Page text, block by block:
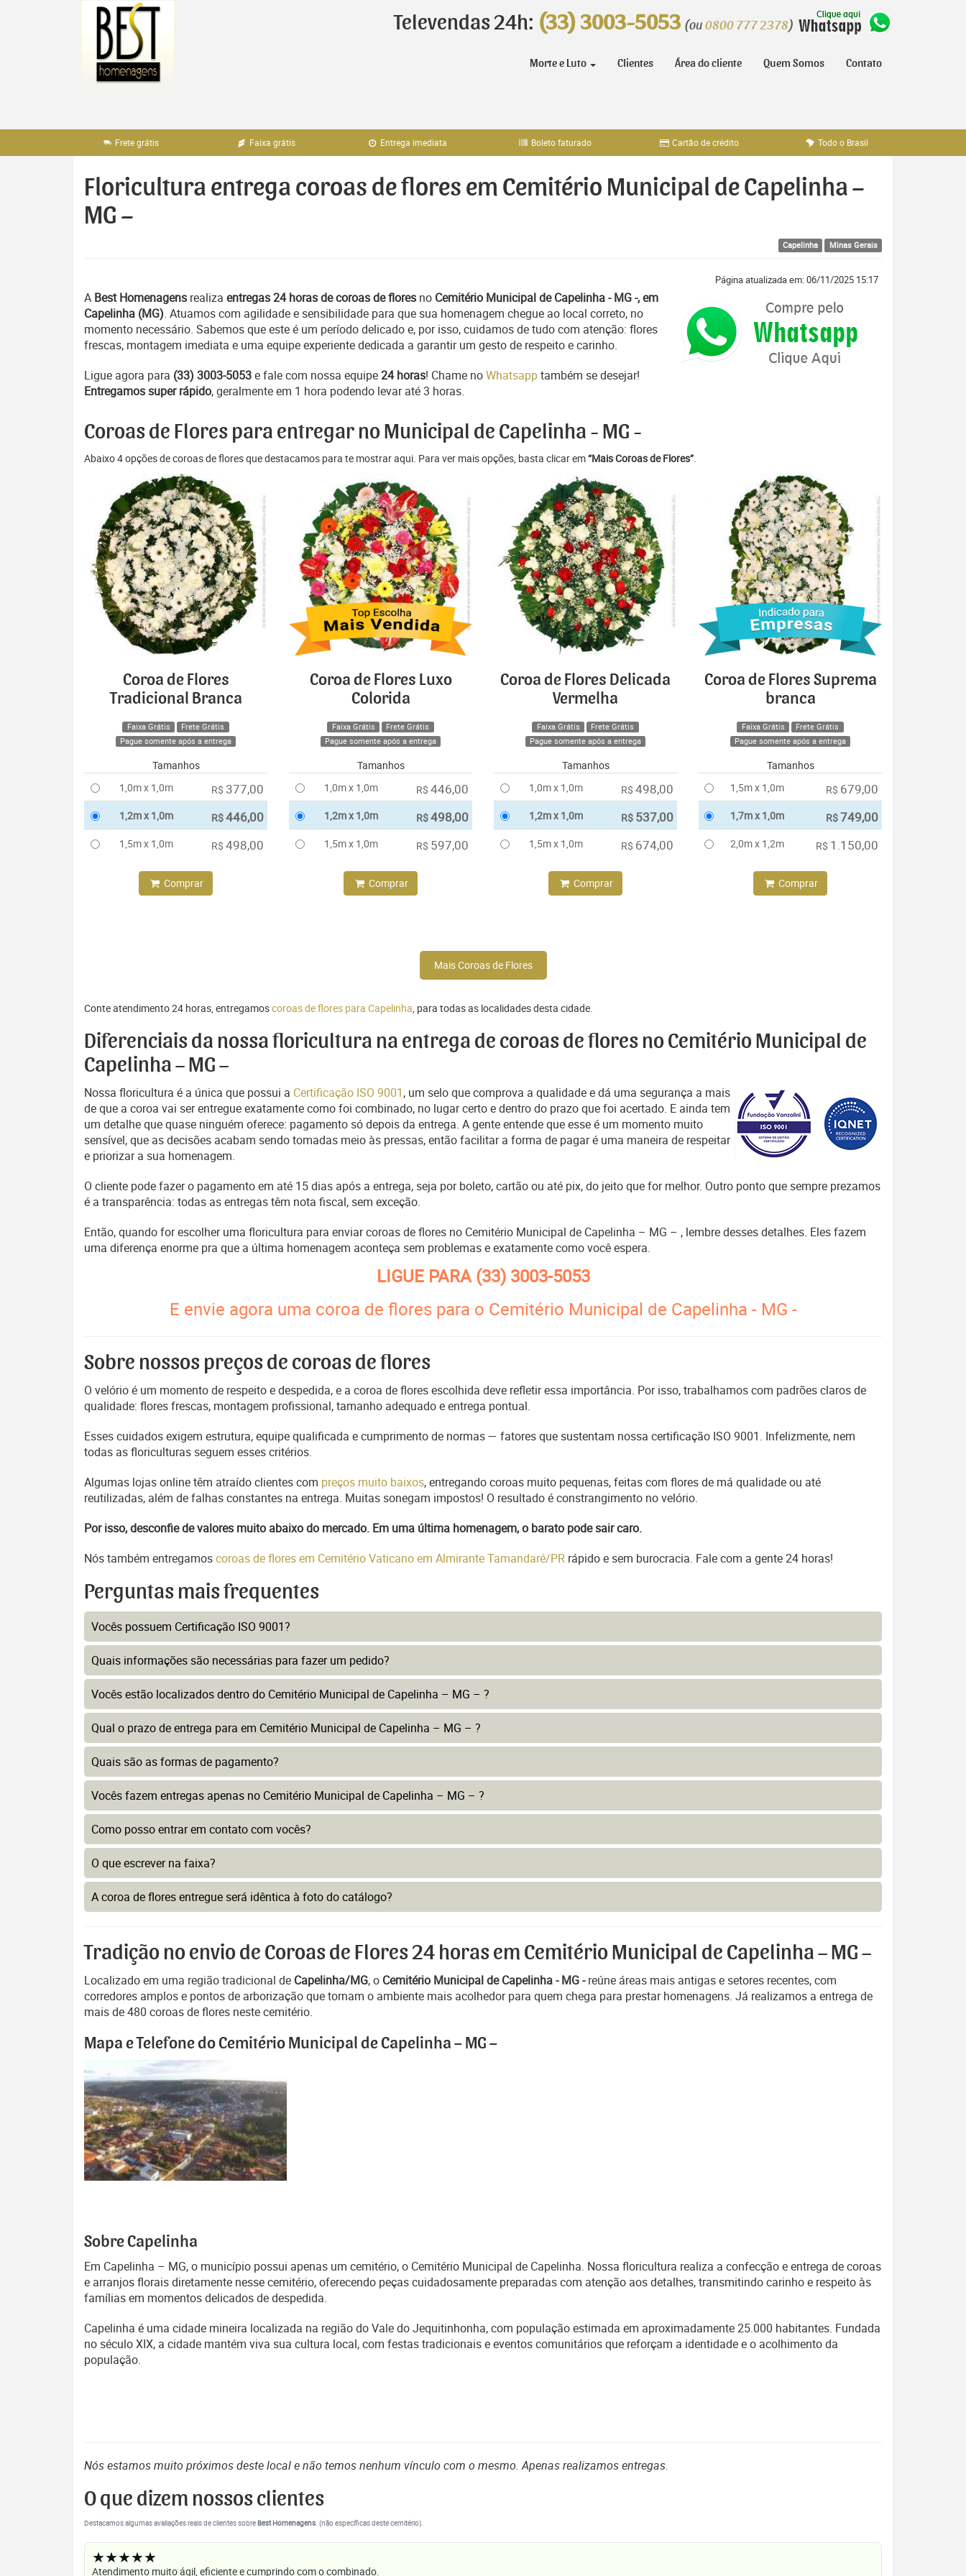
Televendas 24h: (33) 3003-5053 (ou 0800 777 2378)
Morte e Luto Clientes Área do cliente Quem Somos Contato
Frete grátis Faixa grátis Entrega imediata Boleto faturado Cartão de crédito Todo o Brasil
Floricultura entrega coroas de flores em Cemitério Municipal de Capelinha –
MG –
Capelinha Minas Gerais
Página atualizada em: 06/11/2025 15:17
A Best Homenagens realiza entregas 24 horas de coroas de flores no Cemitério Municipal de Capelinha - MG -, em
Capelinha (MG). Atuamos com agilidade e sensibilidade para que sua homenagem chegue ao local correto, no
momento necessário. Sabemos que este é um período delicado e, por isso, cuidamos de tudo com atenção: flores
frescas, montagem imediata e uma equipe experiente dedicada a garantir um gesto de respeito e carinho.
Ligue agora para (33) 3003-5053e fale com nossa equipe24 horas! Chame noWhatsapptambém se desejar!
Entregamos super rápido, geralmente em 1 hora podendo levar até 3 horas.
Coroas de Flores para entregar no Municipal de Capelinha - MG -
Abaixo 4 opções de coroas de flores que destacamos para te mostrar aqui. Para ver mais opções, basta clicar em“Mais Coroas de Flores”.
Coroa de Flores
Tradicional Branca
Faixa Grátis
Frete Grátis
Pague somente após a entrega
Tamanhos
1,0m x 1,0m
R$ 377,00
1,2m x 1,0m R$446,00
1,5m x 1,0m R$ 498,00
Comprar
Coroa de Flores Luxo
Colorida
Faixa Grátis
Frete Grátis
Pague somente após a entrega
Tamanhos
1,0m x 1,0m
R$ 446,00
1,2m x 1,0m R$498,00
1,5m x 1,0m R$ 597,00
Comprar
Coroa de Flores Delicada
Vermelha
Faixa Grátis
Frete Grátis
Pague somente após a entrega
Tamanhos
1,0m x 1,0m
R$ 498,00
1,2m x 1,0m R$ 537,00
1,5m x 1,0m R$ 674,00
Comprar
Coroa de Flores Suprema
branca
Faixa Grátis
Frete Grátis
Pague somente após a entrega
Tamanhos
1,5m x 1,0m
R$ 679,00
1,7m x 1,0m R$749,00
2,0m x 1,2m R$ 1.150,00
Comprar
Mais Coroas de Flores
Conte atendimento 24 horas, entregamoscoroas de flores para Capelinha, para todas as localidades desta cidade.
Diferenciais da nossa floricultura na entrega de coroas de flores no Cemitério Municipal de
Capelinha – MG –
Nossa floricultura é a única que possui a Certificação ISO 9001, um selo que comprova a qualidade e dá uma segurança a mais
de que a coroa vai ser entregue exatamente como foi combinado, no lugar certo e dentro do prazo que foi acertado. E ainda tem
um detalhe que quase ninguém oferece: pagamento só depois da entrega. A gente entende que esse é um momento muito
sensível, que as decisões acabam sendo tomadas meio às pressas, então facilitar a forma de pagar é uma maneira de respeitar
e priorizar a sua homenagem.
O cliente pode fazer o pagamento em até 15 dias após a entrega, seja por boleto, cartão ou até pix, do jeito que for melhor. Outro ponto que sempre prezamos
é a transparência: todas as entregas têm nota fiscal, sem exceção.
Então, quando for escolher uma floricultura para enviar coroas de flores no Cemitério Municipal de Capelinha – MG – , lembre desses detalhes. Eles fazem
uma diferença enorme pra que a última homenagem aconteça sem problemas e exatamente como você espera.
LIGUE PARA(33) 3003-5053
E envie agora uma coroa de flores para o Cemitério Municipal de Capelinha - MG -
Sobre nossos preços de coroas de flores
O velório é um momento de respeito e despedida, e a coroa de flores escolhida deve refletir essa importância. Por isso, trabalhamos com padrões claros de
qualidade: flores frescas, montagem profissional, tamanho adequado e entrega pontual.
Esses cuidados exigem estrutura, equipe qualificada e cumprimento de normas — fatores que sustentam nossa certificação ISO 9001. Infelizmente, nem
todas as floriculturas seguem esses critérios.
Algumas lojas online têm atraído clientes com preços muito baixos, entregando coroas muito pequenas, feitas com flores de má qualidade ou até
reutilizadas, além de falhas constantes na entrega. Muitas sonegam impostos! O resultado é constrangimento no velório.
Por isso, desconfie de valores muito abaixo do mercado. Em uma última homenagem, o barato pode sair caro.
Nós também entregamoscoroas de flores em Cemitério Vaticano em Almirante Tamandaré/PR rápido e sem burocracia. Fale com a gente 24 horas!
Perguntas mais frequentes
Vocês possuem Certificação ISO 9001?
Quais informações são necessárias para fazer um pedido?
Vocês estão localizados dentro do Cemitério Municipal de Capelinha – MG – ?
Qual o prazo de entrega para em Cemitério Municipal de Capelinha – MG – ?
Quais são as formas de pagamento?
Vocês fazem entregas apenas no Cemitério Municipal de Capelinha – MG – ?
Como posso entrar em contato com vocês?
O que escrever na faixa?
A coroa de flores entregue será idêntica à foto do catálogo?
Tradição no envio de Coroas de Flores 24 horas em Cemitério Municipal de Capelinha – MG –
Localizado em uma região tradicional de Capelinha/MG, o Cemitério Municipal de Capelinha - MG -reúne áreas mais antigas e setores recentes, com
corredores amplos e pontos de arborização que tornam o ambiente mais acolhedor para quem chega para prestar homenagens. Já realizamos a entrega de
mais de 480 coroas de flores neste cemitério.
Mapa e Telefone do Cemitério Municipal de Capelinha – MG –
Sobre Capelinha
Em Capelinha – MG, o município possui apenas um cemitério, o Cemitério Municipal de Capelinha. Nossa floricultura realiza a confecção e entrega de coroas
e arranjos florais diretamente nesse cemitério, oferecendo peças cuidadosamente preparadas com atenção aos detalhes, transmitindo carinho e respeito às
famílias em momentos delicados de despedida.
Capelinha é uma cidade mineira localizada na região do Vale do Jequitinhonha, com população estimada em aproximadamente 25.000 habitantes. Fundada
no século XIX, a cidade mantém viva sua cultura local, com festas tradicionais e eventos comunitários que reforçam a identidade e o acolhimento da
população.
Nós estamos muito próximos deste local e não temos nenhum vínculo com o mesmo. Apenas realizamos entregas.
O que dizem nossos clientes
Destacamos algumas avaliações reais de clientes sobreBest Homenagens. (não específicas deste cemitério).
★★★★★
Atendimento muito ágil, eficiente e cumprindo com o combinado.